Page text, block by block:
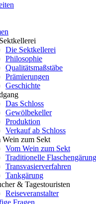
Die Sektkellerei
Philosophie
Qualitätsmaßstäbe
Prämierungen
Geschichte
Das Schloss
Gewölbekeller
Produktion
Verkauf ab Schloss
Wein zum Sekt
Vom Wein zum Sekt
Traditionelle Flaschengärung
Transvasierverfahren
Tankgärung
& Tagestouristen
Reiseveranstalter
Fragen